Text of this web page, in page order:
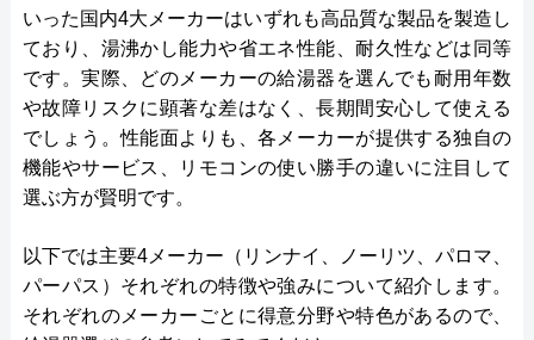
いった国内4大メーカーはいずれも高品質な製品を製造し
ており、湯沸かし能力や省エネ性能、耐久性などは同等
です。実際、どのメーカーの給湯器を選んでも耐用年数
や故障リスクに顕著な差はなく、長期間安心して使える
でしょう。性能面よりも、各メーカーが提供する独自の
機能やサービス、リモコンの使い勝手の違いに注目して
選ぶ方が賢明です。
以下では主要4メーカー（リンナイ、ノーリツ、パロマ、
パーパス）それぞれの特徴や強みについて紹介します。
それぞれのメーカーごとに得意分野や特色があるので、